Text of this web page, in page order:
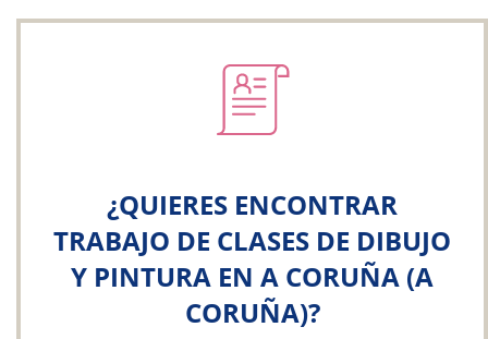
¿QUIERES ENCONTRAR
TRABAJO DE CLASES DE DIBUJO
Y PINTURA EN A CORUÑA (A
CORUÑA)?